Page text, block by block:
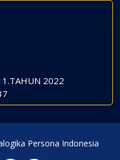
2022
Persona Indonesia